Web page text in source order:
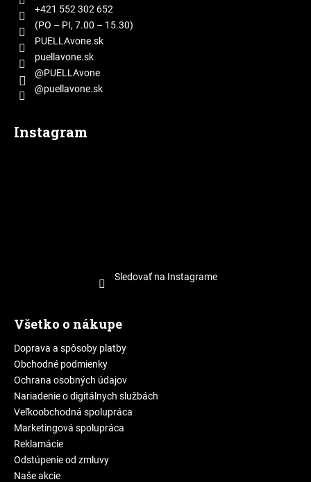
+421 552 302 652
(PO – PI, 7.00 – 15.30)
PUELLAvone.sk
puellavone.sk
@PUELLAvone
@puellavone.sk
Instagram
Sledovať na Instagrame
Všetko o nákupe
Doprava a spôsoby platby
Obchodné podmienky
Ochrana osobných údajov
Nariadenie o digitálnych službách
Veľkoobchodná spolupráca
Marketingová spolupráca
Reklamácie
Odstúpenie od zmluvy
Naše akcie